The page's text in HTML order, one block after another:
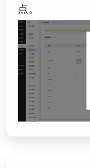
点。